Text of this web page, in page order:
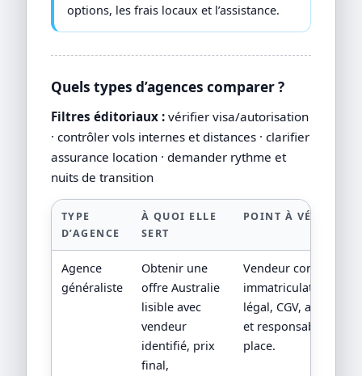
options, les frais locaux et l’assistance.
Quels types d’agences comparer ?
Filtres éditoriaux : vérifier visa/autorisation
· contrôler vols internes et distances · clarifier
assurance location · demander rythme et
nuits de transition
TYPE
D’AGENCE
À QUOI ELLE
SERT
POINT À VÉRIFIER
Agence
généraliste
Obtenir une
offre Australie
lisible avec
vendeur
identifié, prix
final,
Vendeur contractuel,
immatriculation/
légal, CGV, assistance
et responsabilité sur
place.